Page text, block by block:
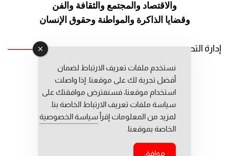
والاقتصاد والمجتمع والثقافة والفن
وقضايا الذاكرة والمواطنة وحقوق الإنسان
إدارة التحرير
رئيس التحرير: عبد الرحيم التوراني
رئيس التحرير المساعد: المعطي قبال
مديرة التحرير: فاطمة حوحو
نستخدم ملفات تعريف الارتباط لضمان
أفضل تجربة لك على موقعنا. إذا واصلت
استخدام موقعنا، فسنفترض موافقتك على
سياسة ملفات تعريف الارتباط الخاصة بنا.
لمزيد من المعلومات إقرأ سياسة الخصوصية
الخاصة بموقعنا.
موافق